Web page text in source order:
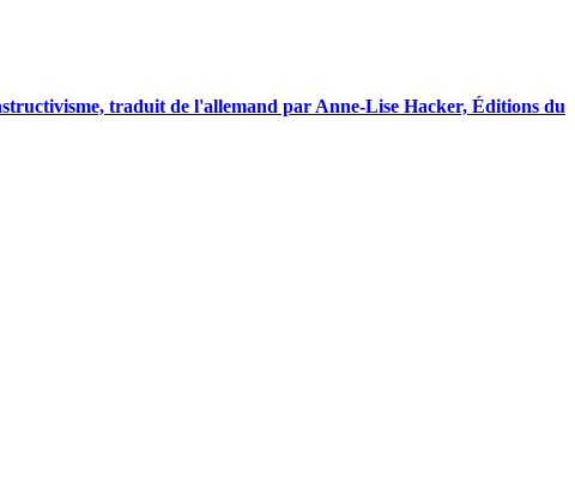
traduit de l'allemand par Anne-Lise Hacker, Éditions du